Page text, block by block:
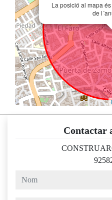
La posició al mapa
de
Contactar
nom